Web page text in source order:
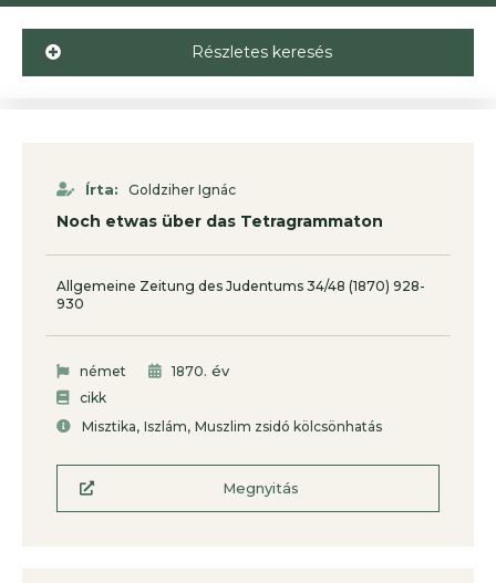
Részletes keresés
Írta: Goldziher Ignác
Noch etwas über das Tetragrammaton
Allgemeine Zeitung des Judentums 34/48 (1870) 928-
930
német 1870. év
cikk
Misztika, Iszlám, Muszlim zsidó kölcsönhatás
Megnyitás